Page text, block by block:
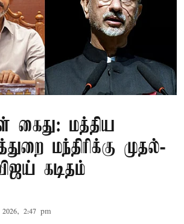
கைது: மத்திய
மந்திரிக்கு முதல்-
கடிதம்
2:47 pm